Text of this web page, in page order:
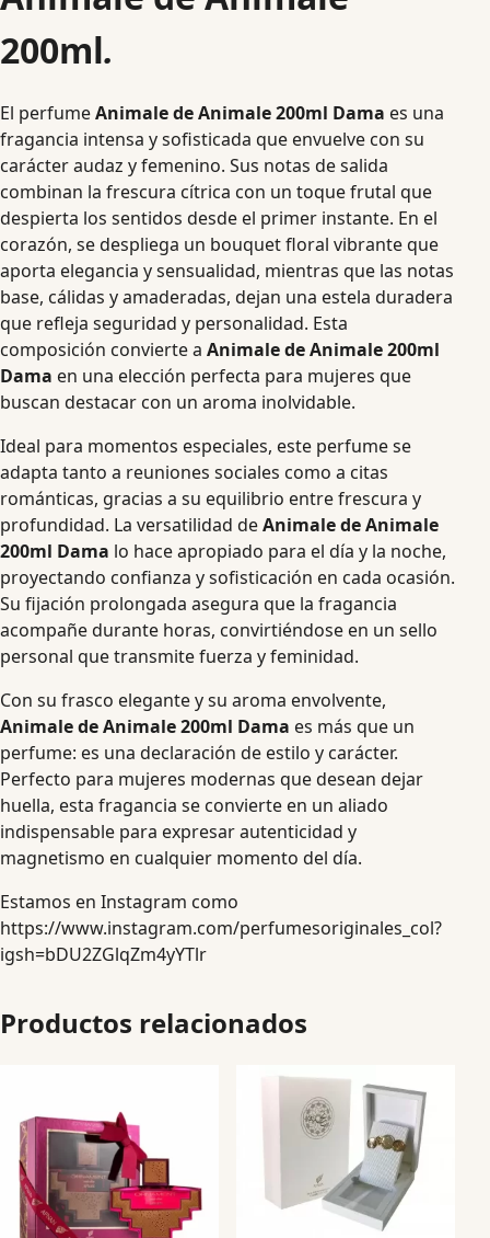
200ml.
El perfumeAnimale de Animale 200ml Dama es una
fragancia intensa y sofisticada que envuelve con su
carácter audaz y femenino. Sus notas de salida
combinan la frescura cítrica con un toque frutal que
despierta los sentidos desde el primer instante. En el
corazón, se despliega un bouquet floral vibrante que
aporta elegancia y sensualidad, mientras que las notas
base, cálidas y amaderadas, dejan una estela duradera
que refleja seguridad y personalidad. Esta
composición convierte a Animale de Animale 200ml
Dama en una elección perfecta para mujeres que
buscan destacar con un aroma inolvidable.
Ideal para momentos especiales, este perfume se
adapta tanto a reuniones sociales como a citas
románticas, gracias a su equilibrio entre frescura y
profundidad. La versatilidad deAnimale de Animale
200ml Dama lo hace apropiado para el día y la noche,
proyectando confianza y sofisticación en cada ocasión.
Su fijación prolongada asegura que la fragancia
acompañe durante horas, convirtiéndose en un sello
personal que transmite fuerza y feminidad.
Con su frasco elegante y su aroma envolvente,
Animale de Animale 200ml Dama es más que un
perfume: es una declaración de estilo y carácter.
Perfecto para mujeres modernas que desean dejar
huella, esta fragancia se convierte en un aliado
indispensable para expresar autenticidad y
magnetismo en cualquier momento del día.
Estamos en Instagram como
https://www.instagram.com/perfumesoriginales_col?
igsh=bDU2ZGlqZm4yYTlr
Productos relacionados